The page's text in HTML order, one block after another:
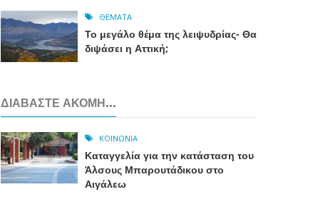
ΘΈΜΑΤΑ
Το μεγάλο θέμα της λειψυδρίας- Θα
διψάσει η Αττική;
ΔΙΑΒΆΣΤΕ ΑΚΌΜΗ...
ΚΟΙΝΩΝΊΑ
Καταγγελία για την κατάσταση του
Άλσους Μπαρουτάδικου στο
Αιγάλεω